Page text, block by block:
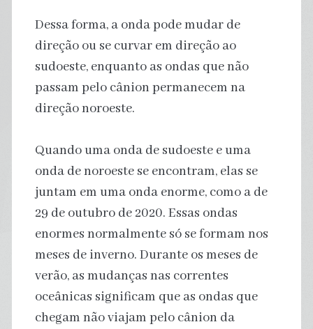
Dessa forma, a onda pode mudar de
direção ou se curvar em direção ao
sudoeste, enquanto as ondas que não
passam pelo cânion permanecem na
direção noroeste.
Quando uma onda de sudoeste e uma
onda de noroeste se encontram, elas se
juntam em uma onda enorme, como a de
29 de outubro de 2020. Essas ondas
enormes normalmente só se formam nos
meses de inverno. Durante os meses de
verão, as mudanças nas correntes
oceânicas significam que as ondas que
chegam não viajam pelo cânion da